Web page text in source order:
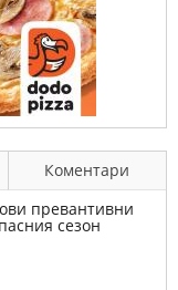
Коментари
превантивни
сезон